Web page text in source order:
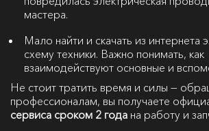
мастера.
Мало найти и скачать из интернета
схему техники. Важно понимать, как
взаимодействуют основные и
Не стоит тратить время и силы —
профессионалам, вы получаете
сервиса сроком 2 года на работу и